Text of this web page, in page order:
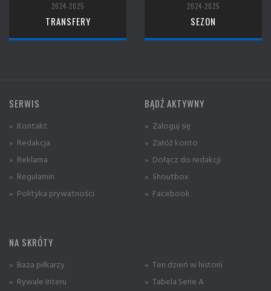
2024-2025
TRANSFERY
2024-2025
SEZON
SERWIS
» Kontakt
» Redakcja
» Reklama
» Regulamin
» Polityka prywatności
BĄDŹ AKTYWNY
» Zaloguj się
» Załóż konto
» Dołącz do redakcji
» Shoutbox
» Facebook
NA SKRÓTY
» Baza piłkarzy
» Rywale Interu
» Ten dzień w historii
» Tabela Serie A